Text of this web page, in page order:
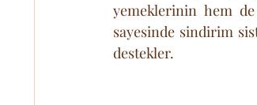
yemeklerinin hem
sayesinde sindirim
destekler.